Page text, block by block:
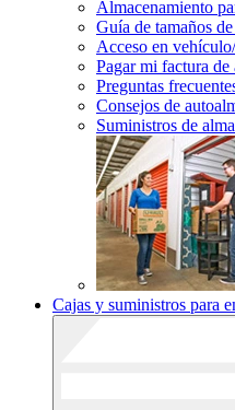
Almacenamiento
Guía de tamaños
Acceso en
Pagar mi factura de
Preguntas
Consejos de
Suministros de
Cajas y suministros para